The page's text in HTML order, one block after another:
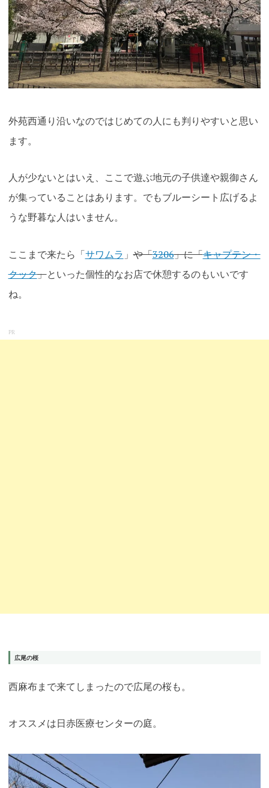
外苑西通り沿いなのではじめての人にも判りやすいと思い
ます。
人が少ないとはいえ、ここで遊ぶ地元の子供達や親御さん
が集っていることはあります。でもブルーシート広げるよ
うな野暮な人はいません。
ここまで来たら「サワムラ 」や「3206」に「キャプテン・
クック」といった個性的なお店で休憩するのもいいです
ね。
PR
広尾の桜
西麻布まで来てしまったので広尾の桜も。
オススメは日赤医療センターの庭。